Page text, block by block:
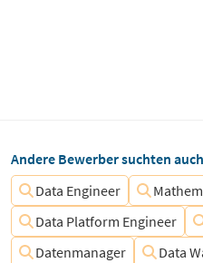
Andere Bewerber suchten
Data Engineer
Data Platform Engineer
Datenmanager
Data